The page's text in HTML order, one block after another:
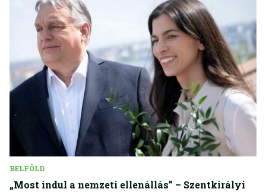
BELFÖLD
„Most indul a nemzeti ellenállás” – Szentkirályi